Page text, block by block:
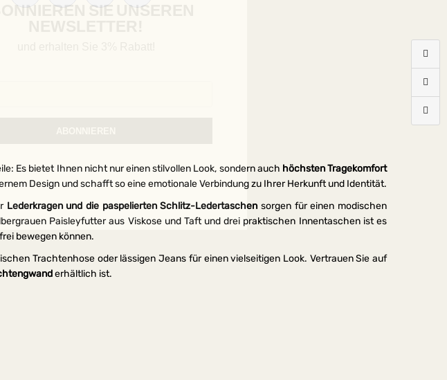
Es bietet Ihnen nicht nur einen stilvollen Look, sondern auch höchsten Tragekomfort
Design und schafft so eine emotionale Verbindung zu Ihrer Herkunft und Identität.
Lederkragen und die paspelierten Schlitz-Ledertaschen sorgen für einen modischen
Paisleyfutter aus Viskose und Taft und drei praktischen Innentaschen ist es
bewegen können.
Trachtenhose oder lässigen Jeans für einen vielseitigen Look. Vertrauen Sie auf
erhältlich ist.
SIE UNSEREN
Möglichkeiten, in Verbindung zu
bleiben: